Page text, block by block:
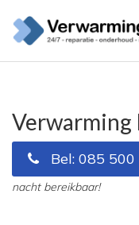
Verwarming
Bel: 085
nacht bereikbaar!